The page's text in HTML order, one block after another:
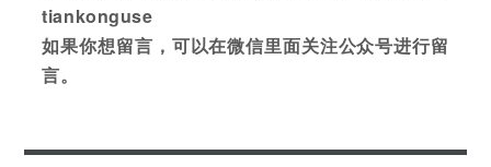
tiankonguse
如果你想留言，可以在微信里面关注公众号进行留
言。